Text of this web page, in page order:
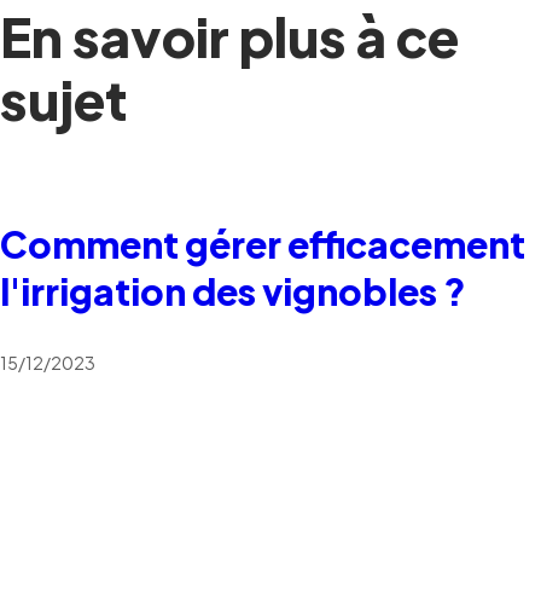
En savoir plus à ce
sujet
Comment gérer efficacement
l'irrigation des vignobles ?
15/12/2023